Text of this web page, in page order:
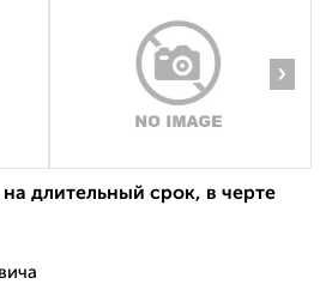
›
длительный срок, в черте